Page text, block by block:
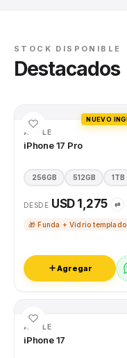
STOCK DISPONIBLE
Destacados
APPLE
iPhone 17 Pro
256GB 512GB 1TB
DESDE USD 1,275 ⇄
🎁 Funda + Vidrio templado
Agregar
APPLE
iPhone 17